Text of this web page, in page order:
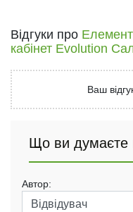
Відгуки про
кабінет Evolution
Ваш
Що ви думаєте
Автор: